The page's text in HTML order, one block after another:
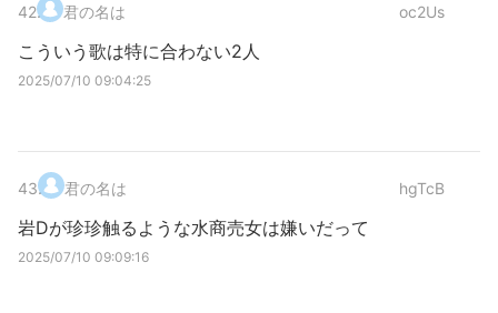
42. 君の名は oc2Us
こういう歌は特に合わない2人
2025/07/10 09:04:25
43. 君の名は hgTcB
岩Dが珍珍触るような水商売女は嫌いだって
2025/07/10 09:09:16